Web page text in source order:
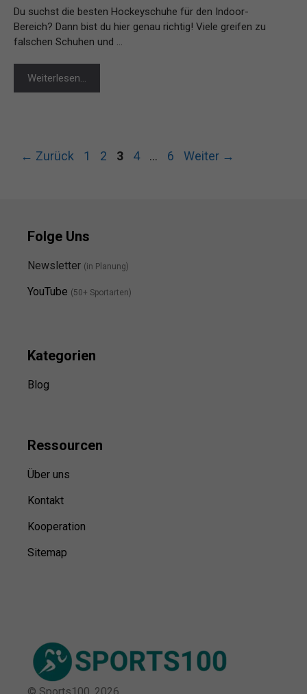
Du suchst die besten Hockeyschuhe für den Indoor-
Bereich? Dann bist du hier genau richtig! Viele greifen zu
falschen Schuhen und …
Weiterlesen…
← Zurück Seite
1 Seite
2 Seite
3 Seite
4 … Seite
6 Weiter →
Folge Uns
Newsletter (in Planung)
YouTube (50+ Sportarten)
Kategorien
Blog
Ressourcen
Über uns
Kontakt
Kooperation
Sitemap